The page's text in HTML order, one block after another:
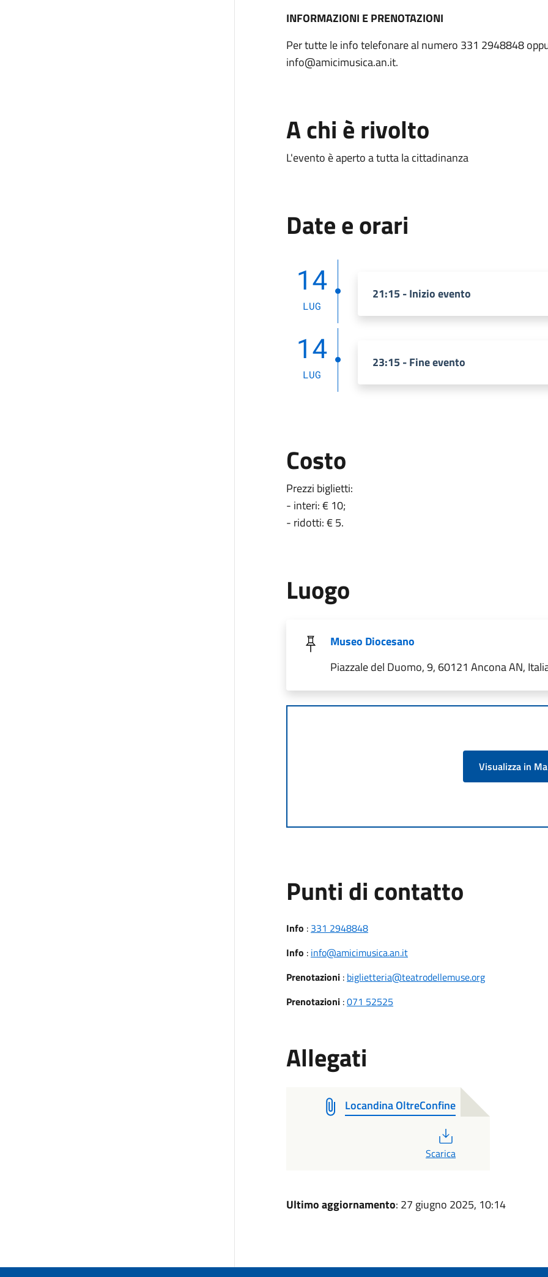
INFORMAZIONI E PRENOTAZIONI
Per tutte le info telefonare al numero 331 2948848
info@amicimusica.an.it.
A chi è rivolto
L'evento è aperto a tutta la cittadinanza
Date e orari
14
LUG
21:15 - Inizio evento
14
LUG
23:15 - Fine evento
Costo
Prezzi biglietti:
- interi: € 10;
- ridotti: € 5.
Luogo
Museo Diocesano
Piazzale del Duomo, 9, 60121 Ancona AN,
Visualizza in
Punti di contatto
Info : 331 2948848
Info : info@amicimusica.an.it
Prenotazioni: biglietteria@teatrodellemuse.org
Prenotazioni:071 52525
Allegati
Locandina OltreConfine
Scarica
Ultimo aggiornamento: 27 giugno 2025, 10:14